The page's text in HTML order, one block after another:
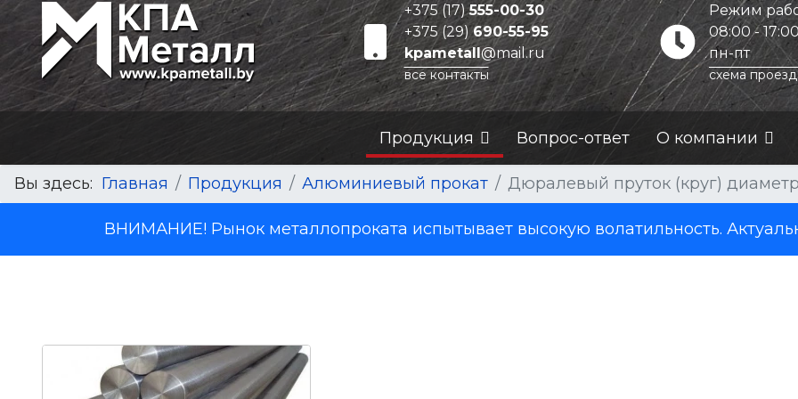
+375 (17)555-00-30
+375 (29)690-55-95
kpametall@mail.ru
все контакты
Режим
08:00 - 17:00
пн-пт
схема
Продукция Вопрос-ответ О компании
Вы здесь: Главная Продукция Алюминиевый прокат Дюралевый пруток (круг)
ВНИМАНИЕ! Рынок металлопроката испытывает высокую волатильность.